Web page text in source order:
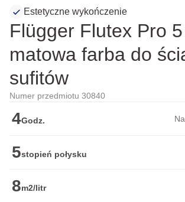
Estetyczne wykończenie
Flügger Flutex Pro
matowa farba do
sufitów
Numer przedmiotu 30840
4Godz.
5stopień połysku
8m2/litr